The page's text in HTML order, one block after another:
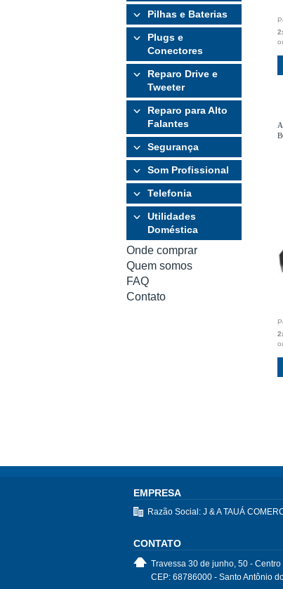
Pilhas e Baterias
Plugs e
Conectores
Reparo Drive e
Tweeter
Reparo para Alto
Falantes
Segurança
Som Profissional
Telefonia
Utilidades
Doméstica
Onde comprar
Quem somos
FAQ
Contato
EMPRESA
Razão Social: J & A TAUÁ
CONTATO
Travessa 30 de junho, 50 - Centro
CEP: 68786000 - Santo Antônio